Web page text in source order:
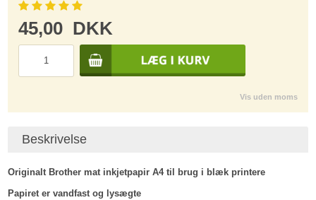
45,00 DKK
Vis uden moms
Beskrivelse
Originalt Brother mat inkjetpapir A4 til brug i blæk printere
Papiret er vandfast og lysægte